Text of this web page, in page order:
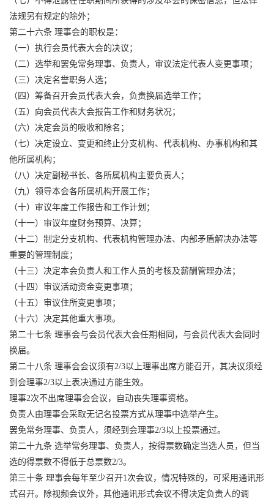
法规另有规定的除外；
第二十六条 理事会的职权是：
（一）执行会员代表大会的决议；
（二）选举和罢免常务理事、负责人，审议法定代表人变更事项；
（三）决定名誉职务人选；
（四）筹备召开会员代表大会，负责换届选举工作；
（五）向会员代表大会报告工作和财务状况；
（六）决定会员的吸收和除名；
（七）决定设立、变更和终止分支机构、代表机构、办事机构和其
他所属机构；
（八）决定副秘书长、各所属机构主要负责人；
（九）领导本会各所属机构开展工作；
（十）审议年度工作报告和工作计划；
（十一）审议年度财务预算、决算；
（十二）制定分支机构、代表机构管理办法、内部矛盾解决办法等
重要的管理制度；
（十三）决定本会负责人和工作人员的考核及薪酬管理办法；
（十四）审议活动资金变更事项；
（十五）审议住所变更事项；
（十六）决定其他重大事项。
第二十七条 理事会与会员代表大会任期相同，与会员代表大会同时
换届。
第二十八条 理事会会议须有2/3以上理事出席方能召开，其决议须经
到会理事2/3以上表决通过方能生效。
理事2次不出席理事会会议，自动丧失理事资格。
负责人由理事会采取无记名投票方式从理事中选举产生。
罢免常务理事、负责人，须经到会理事2/3以上投票通过。
第二十九条 选举常务理事、负责人，按得票数确定当选人员，但当
选的得票数不得低于总票数2/3。
第三十条 理事会每年至少召开1次会议，情况特殊的，可采用通讯形
式召开。除视频会议外，其他通讯形式会议不得决定负责人的调